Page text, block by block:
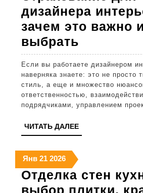
дизайнера
зачем это важно
выбрать
для
зачем
важно
выбрать
Если вы работаете дизайнером интерьеров, то
наверняка знаете: это не просто
стиль, а еще и множество
ответственностью,
подрядчиками, управлением
ЧИТАТЬ ДАЛЕЕЧИТАТЬ
ДАЛЕЕ
Янв21
января
2026
21 21
января
2026
202621
января
2026
Отделка стен
выбор плитки,